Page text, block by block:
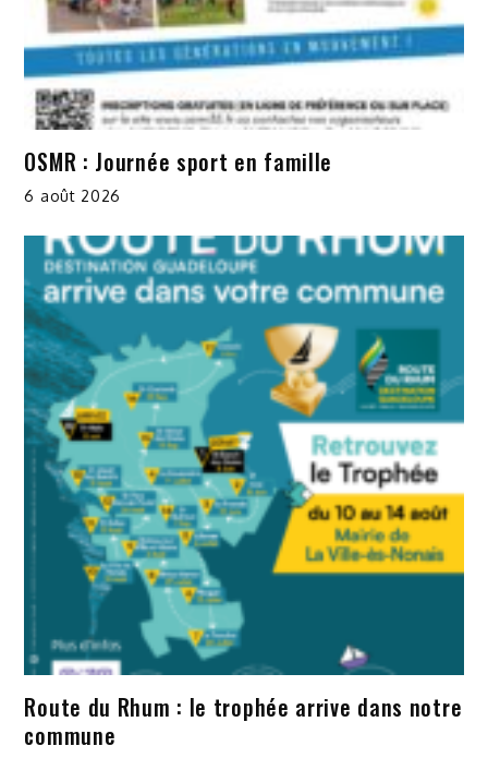
OSMR : Journée sport en famille
6 août 2026
Route du Rhum : le trophée arrive dans notre
commune